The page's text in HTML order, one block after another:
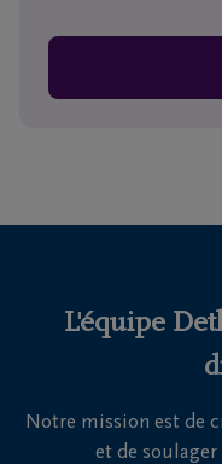
L'équipe
Notre mission est de
et de